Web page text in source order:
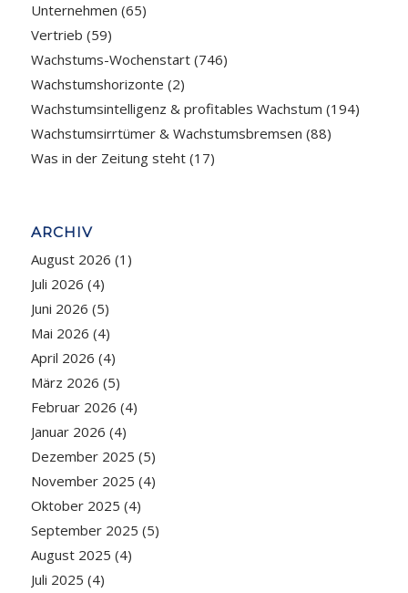
Unternehmen (65)
Vertrieb (59)
Wachstums-Wochenstart(746)
Wachstumshorizonte (2)
Wachstumsintelligenz & profitables Wachstum (194)
Wachstumsirrtümer & Wachstumsbremsen (88)
Was in der Zeitung steht(17)
ARCHIV
August 2026 (1)
Juli 2026 (4)
Juni 2026 (5)
Mai 2026 (4)
April 2026 (4)
März 2026 (5)
Februar 2026 (4)
Januar 2026 (4)
Dezember 2025 (5)
November 2025 (4)
Oktober 2025 (4)
September 2025 (5)
August 2025 (4)
Juli 2025 (4)